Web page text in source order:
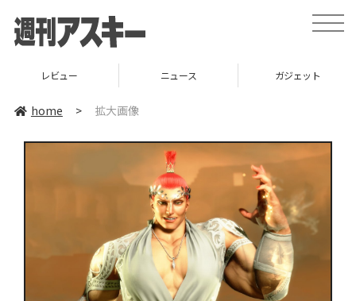
toggle
レビュー ニュース ガジェット
home > 拡大画像